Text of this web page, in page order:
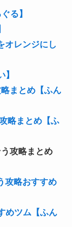
る】
レンジにし
】
まとめ【ふん
略まとめ【ふ
攻略まとめ
攻略おすすめ
めツム【ふん